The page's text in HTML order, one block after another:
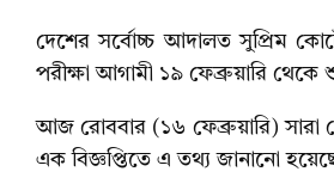
দেশের সর্বোচ্চ আদালত সুপ্রিম
পরীক্ষা আগামী ১৯ ফেব্রুয়ারি থেকে
আজ রোববার (১৬ ফেব্রুয়ারি) সারা
এক বিজ্ঞপ্তিতে এ তথ্য জানানো